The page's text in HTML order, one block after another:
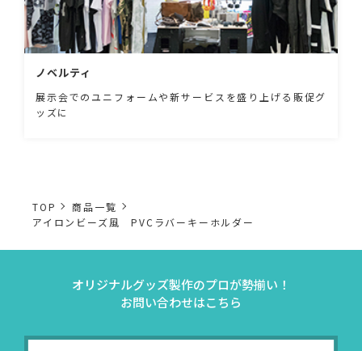
ノベルティ
展示会でのユニフォームや新サービスを盛り上げる販促グ
ッズに
TOP
商品一覧
アイロンビーズ風 PVCラバーキーホルダー
オリジナルグッズ製作のプロが勢揃い！
お問い合わせはこちら